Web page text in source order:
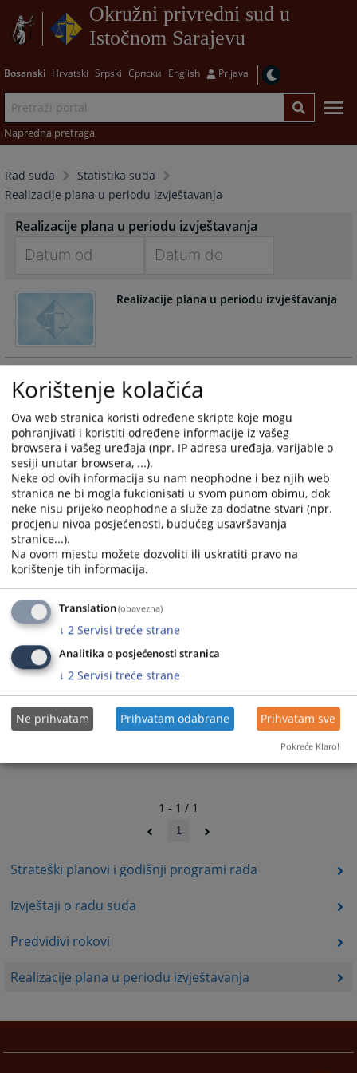
Okružni privredni sud u
Istočnom Sarajevu
Bosanski Hrvatski Srpski Српски English Prijava
Napredna pretraga
Rad suda
Statistika suda
Realizacije plana u periodu izvještavanja
Strateški planovi i godišnji programi rada
Izvještaji o radu suda
Predvidivi rokovi
Realizacije plana u periodu izvještavanja
Realizacije plana u periodu izvještavanja
forward
interact
with
the
calendar
select
a
date.
Press
the
question
mark
key
to
the
keyboard
shortcuts
for
changing
forward
the
calendar
select
a
date.
Press
the
question
mark
key
to
keyboard
shortcuts
for
changing
Realizacije plana u periodu izvještavanja
1 - 1 / 1
1
Korištenje kolačića
Ova web stranica koristi određene skripte koje mogu
pohranjivati i koristiti određene informacije iz vašeg
browsera i vašeg uređaja (npr. IP adresa uređaja, varijable o
sesiji unutar browsera, ...).
Neke od ovih informacija su nam neophodne i bez njih web
stranica ne bi mogla fukcionisati u svom punom obimu, dok
neke nisu prijeko neophodne a služe za dodatne stvari (npr.
procjenu nivoa posjećenosti, budućeg usavršavanja
stranice...).
Na ovom mjestu možete dozvoliti ili uskratiti pravo na
korištenje tih informacija.
Translation(obavezna)
↓ 2 Servisi treće strane
Analitika o posjećenosti stranica
↓ 2 Servisi treće strane
Ne prihvatam Prihvatam odabrane Prihvatam sve
Pokreće Klaro!